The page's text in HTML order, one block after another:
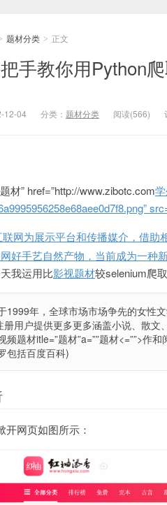
题材分类 > 正文
手教你用Python
12-04 分类： 题材分类 阅读(566)
材” href=”http://www.zibotc.com
联网为展示平台和传播媒介，借
好手艺自然产物，当前成为一种
我运用比影视题材较selenium爬
1999年，全球市场市场争先的女性
册用户提供更多更多涵盖小说、散
频题材itle=”题材”a=””题材<=””>作
包括百度百科)
开网页如图所示：